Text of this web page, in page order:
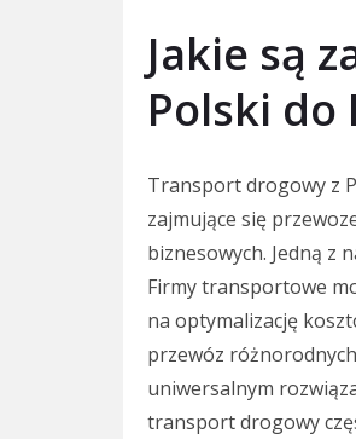
Jakie są
Polski
Transport drogowy z
zajmujące się
biznesowych. Jedną z
Firmy transportowe
na optymalizację
przewóz
uniwersalnym
transport drogowy